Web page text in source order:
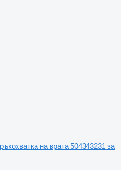
ръкохватка на врата 504343231 за